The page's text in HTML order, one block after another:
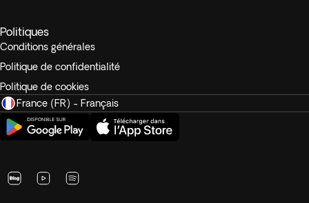
Politiques
Conditions générales
Politique de confidentialité
Politique de cookies
France (FR) - Français